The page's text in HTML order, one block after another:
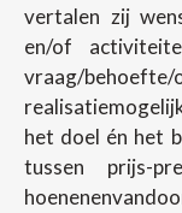
vertalen zij
en/of
vraag/
het doel én het
tussen prijs-